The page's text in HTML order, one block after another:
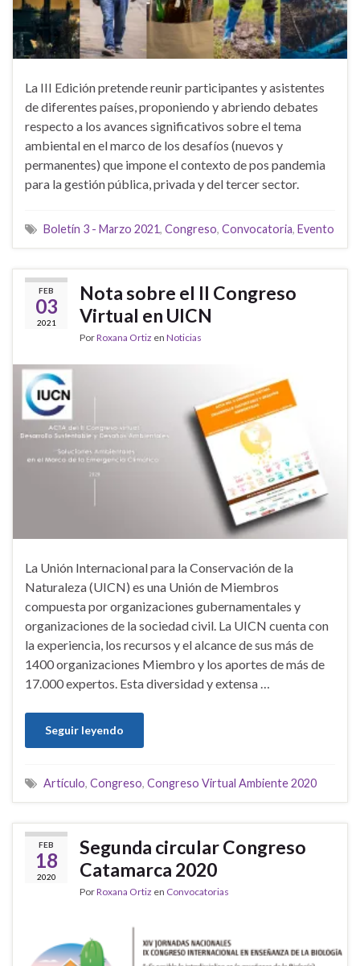
La III Edición pretende reunir participantes y asistentes
de diferentes países, proponiendo y abriendo debates
respecto a los avances significativos sobre el tema
ambiental en el marco de los desafíos (nuevos y
permanentes) que impone el contexto de pos pandemia
para la gestión pública, privada y del tercer sector.
Boletín 3 - Marzo 2021, Congreso, Convocatoria, Evento
FEB
03
2021
Nota sobre el II Congreso
Virtual en UICN
PorRoxana Ortiz en Noticias
La Unión Internacional para la Conservación de la
Naturaleza (UICN) es una Unión de Miembros
compuesta por organizaciones gubernamentales y
organizaciones de la sociedad civil. La UICN cuenta con
la experiencia, los recursos y el alcance de sus más de
1400 organizaciones Miembro y los aportes de más de
17.000 expertos. Esta diversidad y extensa …
Seguir leyendo
Artículo, Congreso, Congreso Virtual Ambiente 2020
FEB
18
2020
Segunda circular Congreso
Catamarca 2020
PorRoxana Ortiz en Convocatorias